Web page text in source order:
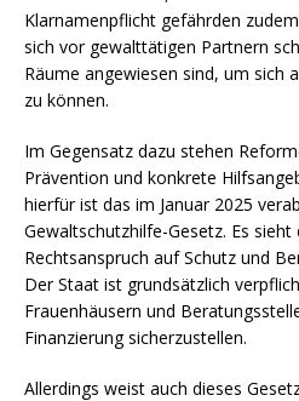
Klarnamenpflicht gefährden
sich vor gewalttätigen Partnern
Räume angewiesen sind, um sich
zu können.
Im Gegensatz dazu stehen
Prävention und konkrete
hierfür ist das im Januar 2025
Gewaltschutzhilfe-Gesetz. Es
Rechtsanspruch auf Schutz und
Der Staat ist grundsätzlich
Frauenhäusern und
Finanzierung sicherzustellen.
Allerdings weist auch dieses